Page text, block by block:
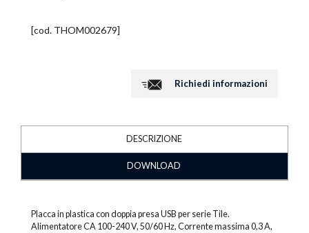
[cod. THOM002679]
Richiedi informazioni
DESCRIZIONE
DOWNLOAD
Placca in plastica con doppia presa USB per serie Tile.
Alimentatore CA 100-240 V, 50/60 Hz, Corrente massima 0,3 A,